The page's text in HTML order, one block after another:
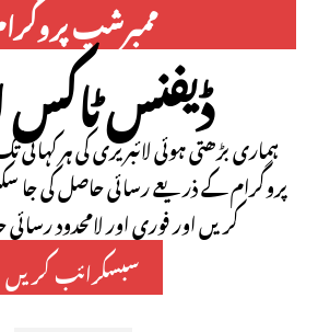
ممبرشپ
ڈیفنس ٹاکس
ہماری بڑھتی ہوئی لائبریری کی ہر
پروگرام کے ذریعے رسائی حاصل کی
کریں اور فوری اور لامحدود
سبسکرائب کریں